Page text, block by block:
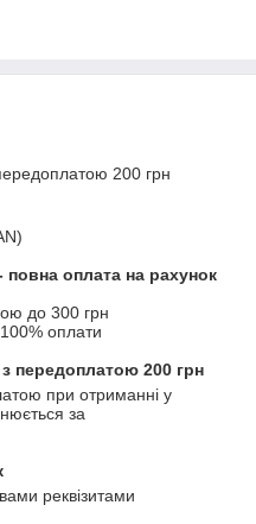
200 грн
оплата на рахунок
до 300 грн
100% оплати
передоплатою 200 грн
при отриманні у
за
реквізитами